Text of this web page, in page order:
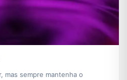
mas sempre mantenha o